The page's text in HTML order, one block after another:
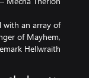
with an array of
of Mayhem,
Hellwraith.